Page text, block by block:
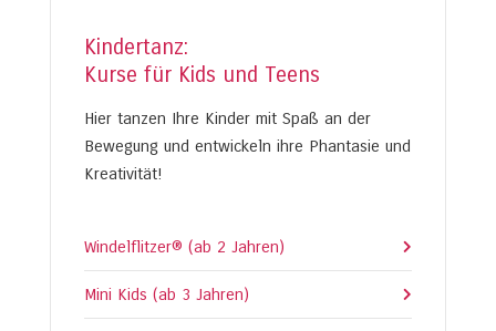
Kindertanz:
Kurse für Kids und Teens
Hier tanzen Ihre Kinder mit Spaß an der
Bewegung und entwickeln ihre Phantasie und
Kreativität!
Windelflitzer® (ab 2 Jahren)
Mini Kids (ab 3 Jahren)